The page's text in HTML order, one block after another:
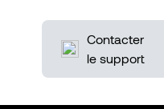
Contacter
le support